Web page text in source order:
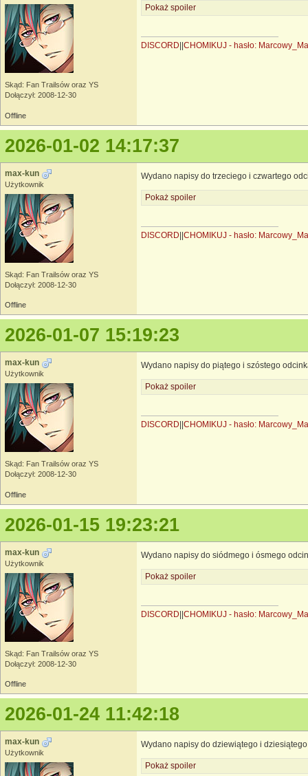
Skąd: Fan Trailsów oraz YS
Dołączył: 2008-12-30
Pokaż spoiler
DISCORD CHOMIKUJ - hasło:
Offline
2026-01-02 14:17:37
max-kun
Użytkownik
Skąd: Fan Trailsów oraz YS
Dołączył: 2008-12-30
Wydano napisy do trzeciego i czwartego
Pokaż spoiler
DISCORD||CHOMIKUJ - hasło:
Offline
2026-01-07 15:19:23
max-kun
Użytkownik
Skąd: Fan Trailsów oraz YS
Dołączył: 2008-12-30
Wydano napisy do piątego i szóstego
Pokaż spoiler
DISCORD CHOMIKUJ - hasło:
Offline
2026-01-15 19:23:21
max-kun
Użytkownik
Skąd: Fan Trailsów oraz YS
Dołączył: 2008-12-30
Wydano napisy do siódmego i ósmego
Pokaż spoiler
DISCORD||CHOMIKUJ - hasło:
Offline
2026-01-24 11:42:18
max-kun
Użytkownik
Wydano napisy do dziewiątego i
Pokaż spoiler